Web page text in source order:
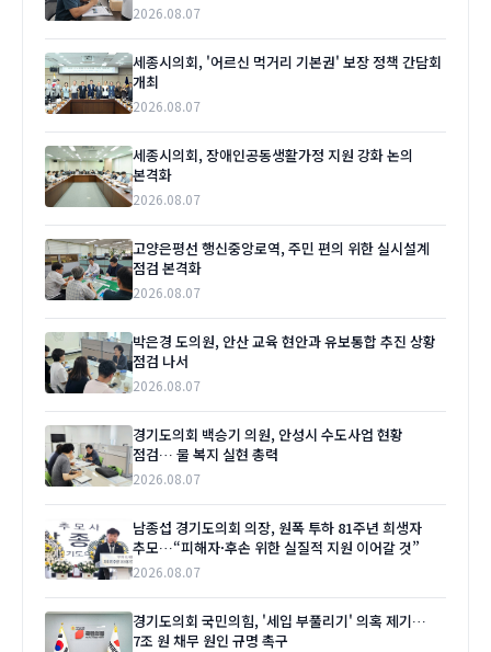
2026.08.07
세종시의회, '어르신 먹거리 기본권' 보장 정책 간담회
개최
2026.08.07
세종시의회, 장애인공동생활가정 지원 강화 논의
본격화
2026.08.07
고양은평선 행신중앙로역, 주민 편의 위한 실시설계
점검 본격화
2026.08.07
박은경 도의원, 안산 교육 현안과 유보통합 추진 상황
점검 나서
2026.08.07
경기도의회 백승기 의원, 안성시 수도사업 현황
점검… 물 복지 실현 총력
2026.08.07
남종섭 경기도의회 의장, 원폭 투하 81주년 희생자
추모…“피해자·후손 위한 실질적 지원 이어갈 것”
2026.08.07
경기도의회 국민의힘, '세입 부풀리기' 의혹 제기…
7조 원 채무 원인 규명 촉구